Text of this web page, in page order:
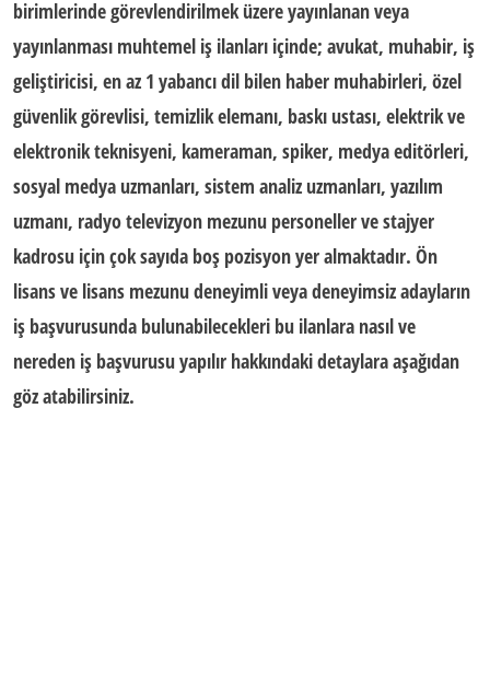
birimlerinde görevlendirilmek üzere yayınlanan veya
yayınlanması muhtemel iş ilanları içinde; avukat, muhabir, iş
geliştiricisi, en az 1 yabancı dil bilen haber muhabirleri, özel
güvenlik görevlisi, temizlik elemanı, baskı ustası, elektrik ve
elektronik teknisyeni, kameraman, spiker, medya editörleri,
sosyal medya uzmanları, sistem analiz uzmanları, yazılım
uzmanı, radyo televizyon mezunu personeller ve stajyer
kadrosu için çok sayıda boş pozisyon yer almaktadır. Ön
lisans ve lisans mezunu deneyimli veya deneyimsiz adayların
iş başvurusunda bulunabilecekleri bu ilanlara nasıl ve
nereden iş başvurusuyapılır hakkındaki detaylara aşağıdan
göz atabilirsiniz.